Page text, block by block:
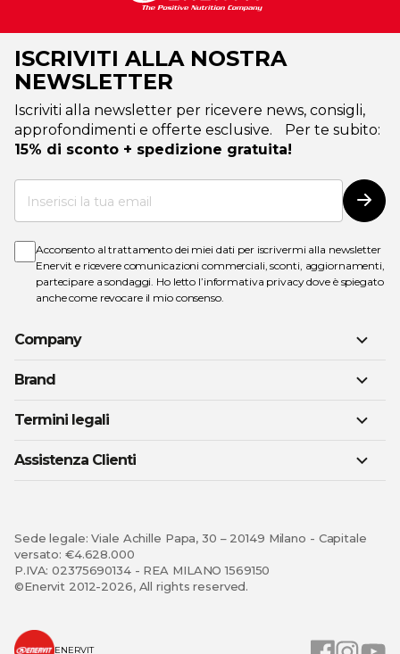
ISCRIVITI ALLA NOSTRA
NEWSLETTER
Iscriviti alla newsletter per ricevere news, consigli,
approfondimenti e offerte esclusive. Per te subito:
15% di sconto + spedizione gratuita!
Iscriviti
alla
nostra
Acconsento al trattamento dei miei dati per iscrivermi alla newsletter
Enervit e ricevere comunicazioni commerciali, sconti, aggiornamenti,
partecipare a sondaggi. Ho letto l’informativa privacydove è spiegato
anche come revocare il mio consenso.
Company
Brand
Termini legali
Assistenza Clienti
Sede legale: Viale Achille Papa, 30 – 20149 Milano - Capitale
versato: €4.628.000
P.IVA: 02375690134 - REA MILANO 1569150
©Enervit 2012-2026, All rights reserved.
ENERVIT